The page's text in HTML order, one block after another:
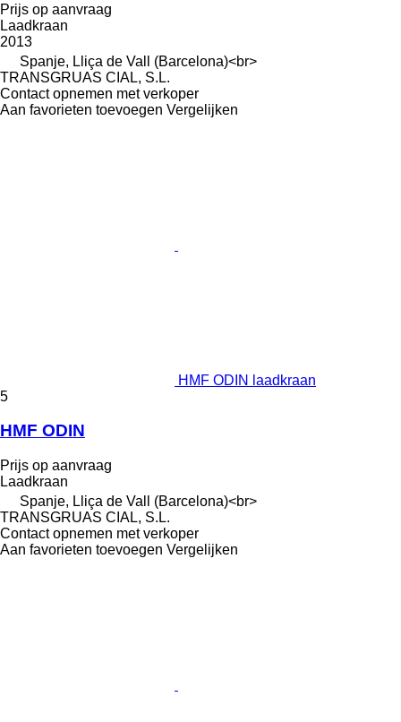
Prijs op aanvraag
Laadkraan
2013
Spanje, Lliça de Vall (Barcelona)<br>
TRANSGRUAS CIAL, S.L.
Contact opnemen met verkoper
Aan favorieten toevoegen Vergelijken
HMF ODIN laadkraan
5
HMF ODIN
Prijs op aanvraag
Laadkraan
Spanje, Lliça de Vall (Barcelona)<br>
TRANSGRUAS CIAL, S.L.
Contact opnemen met verkoper
Aan favorieten toevoegen Vergelijken